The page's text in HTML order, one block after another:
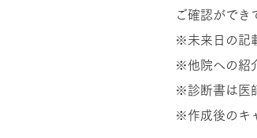
ご確認ができ
※未来日の記
※他院への紹
※診断書は医
※作成後のキ